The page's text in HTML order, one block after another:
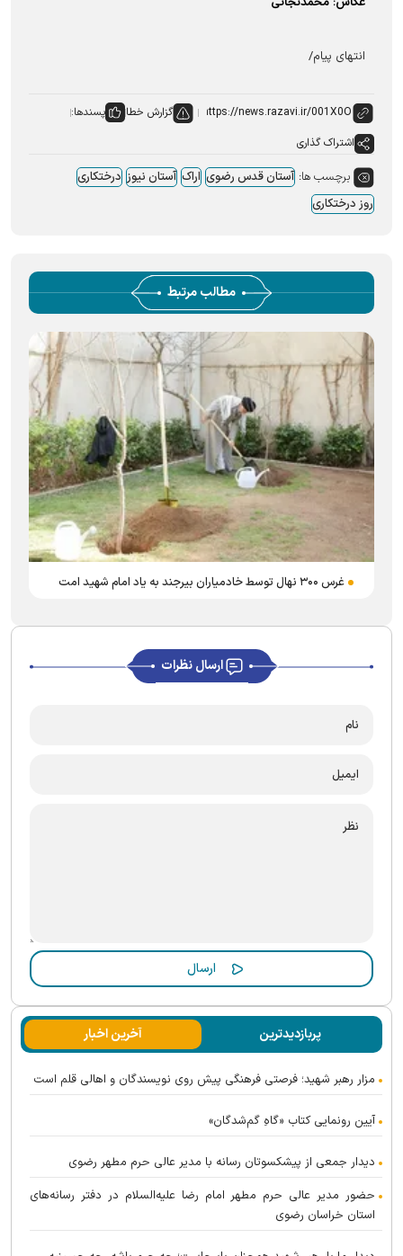
انتهای پیام/
گزارش خطا
پسندها:
اشتراک گذاری
برچسب ها: آستان قدس رضوی اراک آستان نیوز درختکاری
روز درختکاری
مطالب مرتبط
غرس ۳۰۰ نهال توسط خادمیاران بیرجند به یاد امام شهید امت
ارسال نظرات
پربازدیدترین آخرین اخبار
مزار رهبر شهید؛ فرصتی فرهنگی پیش روی نویسندگان و اهالی قلم است
آیین رونمایی کتاب «گاهِ گم‌شدگان»
دیدار جمعی از پیشکسوتان رسانه با مدیر عالی حرم مطهر رضوی
حضور مدیر عالی حرم مطهر امام رضا علیه‌السلام در دفتر رسانه‌های
استان خراسان رضوی